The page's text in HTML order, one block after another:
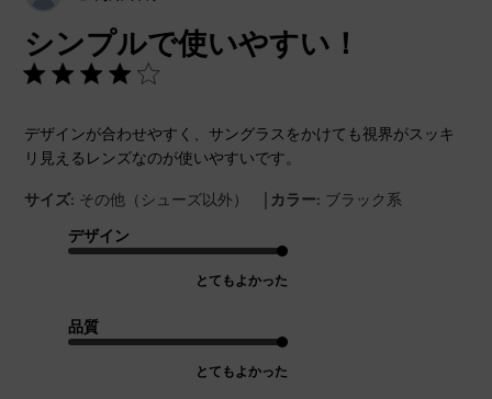
シンプルで使いやすい！
デザインが合わせやすく、サングラスをかけても視界がスッキ
リ見えるレンズなのが使いやすいです。
サイズ: その他（シューズ以外） | カラー: ブラック系
デザイン
とてもよかった
品質
とてもよかった